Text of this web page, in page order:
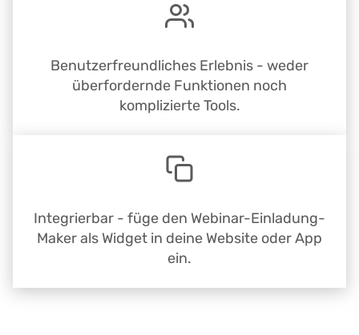
Benutzerfreundliches Erlebnis - weder
überfordernde Funktionen noch
komplizierte Tools.
Integrierbar - füge den Webinar-Einladung-
Maker als Widget in deine Website oder App
ein.